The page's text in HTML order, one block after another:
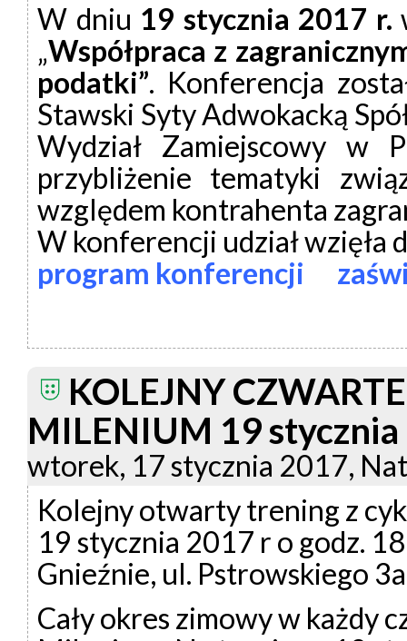
W dniu 19 stycznia 2017 r.
„Współpraca z
podatki”. Konferencja
Stawski Syty Adwokacką
Wydział Zamiejscowy w
przybliżenie tematyki
względem kontrahenta
W konferencji udział wzięła
program konferencji
KOLEJNY
MILENIUM 19 stycznia
wtorek, 17 stycznia 2017,
Kolejny otwarty trening z
19 stycznia 2017 r o godz.
Gnieźnie, ul. Pstrowskiego
Cały okres zimowy w każdy